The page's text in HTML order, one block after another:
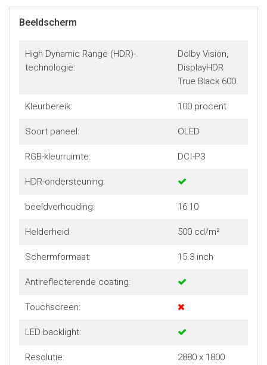
Beeldscherm
High Dynamic Range (HDR)-
technologie:
Dolby Vision,
DisplayHDR
True Black 600
Kleurbereik: 100 procent
Soort paneel: OLED
RGB-kleurruimte: DCI-P3
HDR-ondersteuning:
beeldverhouding: 16:10
Helderheid: 500 cd/m²
Schermformaat: 15.3 inch
Antireflecterende coating:
Touchscreen:
LED backlight:
Resolutie:
2880 x 1800